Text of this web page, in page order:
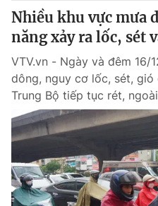
thuận bằng văn bản. Ghi rõ
thông tin từ website này.
Nhiều khu vực mưa
năng xảy ra lốc, sét
VTV.vn - Ngày và đêm 16/
dông, nguy cơ lốc, sét, gió
Trung Bộ tiếp tục rét,